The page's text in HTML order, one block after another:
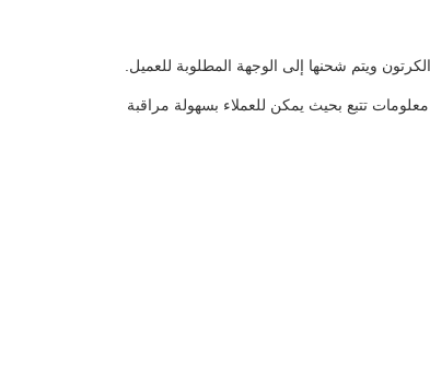
ويتم شحنها إلى الوجهة المطلوبة للعميل.
تتبع بحيث يمكن للعملاء بسهولة مراقبة